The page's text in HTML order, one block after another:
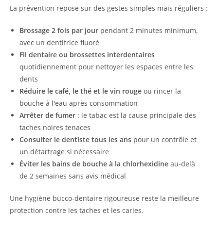
La prévention repose sur des gestes simples mais réguliers :
Brossage 2 fois par jour pendant 2 minutes minimum,
avec un dentifrice fluoré
Fil dentaire ou brossettes interdentaires
quotidiennement pour nettoyer les espaces entre les
dents
Réduire le café, le thé et le vin rouge ou rincer la
bouche à l'eau après consommation
Arrêter de fumer : le tabac est la cause principale des
taches noires tenaces
Consulter le dentiste tous les ans pour un contrôle et
un détartrage si nécessaire
Éviter les bains de bouche à la chlorhexidine au-delà
de 2 semaines sans avis médical
Une hygiène bucco-dentaire rigoureuse reste la meilleure
protection contre les taches et les caries.